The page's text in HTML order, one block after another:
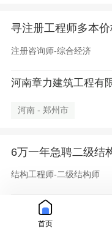
寻注册工程师多本
注册咨询师-综合经济
河南章力建筑工程有
河南 - 郑州市
6万一年急聘二级结
结构工程师-二级结构师
深圳盛京工程咨询有
首页